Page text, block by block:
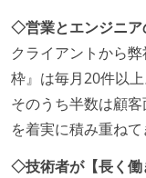
◇営業とエンジニア
クライアントから
枠』は毎月20件以上
そのうち半数は顧
を着実に積み重ねて
◇技術者が【長く働